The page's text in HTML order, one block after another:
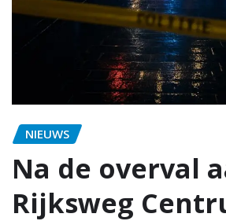
NIEUWS
Na de overval
Rijksweg